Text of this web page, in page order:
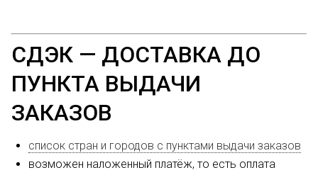
СДЭК — ДОСТАВКА ДО
ПУНКТА ВЫДАЧИ
ЗАКАЗОВ
список стран и городов с пунктами выдачи заказов
возможен наложенный платёж, то есть оплата